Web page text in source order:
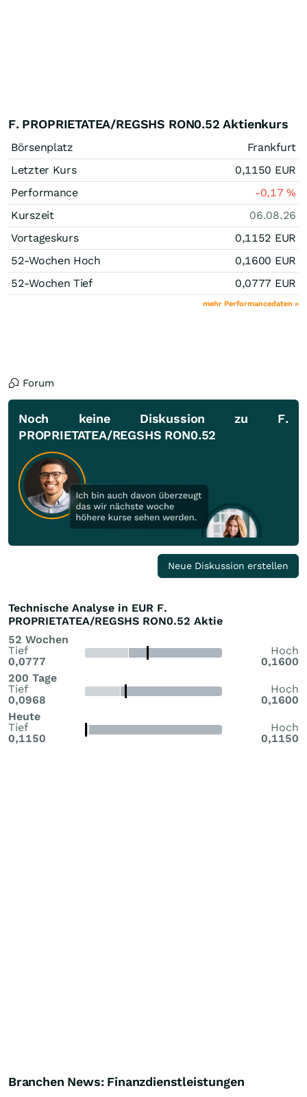
F. PROPRIETATEA/REGSHS RON0.52 Aktienkurs
Börsenplatz
Frankfurt
Letzter Kurs
0,1150 EUR
Performance
-0,17%
Kurszeit
06.08.26
Vortageskurs
0,1152 EUR
52-Wochen Hoch
0,1600 EUR
52-Wochen Tief
0,0777 EUR
mehr Performancedaten »
Forum
Noch keine Diskussion zu F.
PROPRIETATEA/REGSHS RON0.52
Neue Diskussion erstellen
Technische Analyse in EUR F.
PROPRIETATEA/REGSHS RON0.52 Aktie
52 Wochen
Tief
0,0777
Hoch
0,1600
200 Tage
Tief
0,0968
Hoch
0,1600
Heute
Tief
0,1150
Hoch
0,1150
Branchen News: Finanzdienstleistungen